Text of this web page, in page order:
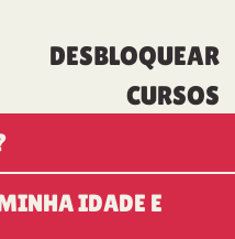
DESBLOQUEAR
CURSOS
IDADE E